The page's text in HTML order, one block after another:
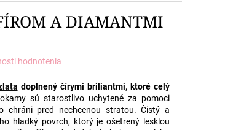
A DIAMANTMI
hodnotenia
doplnený čírymi briliantmi, ktoré celý
sú starostlivo uchytené za pomoci
chráni pred nechcenou stratou. Čistý a
hladký povrch, ktorý je ošetrený lesklou